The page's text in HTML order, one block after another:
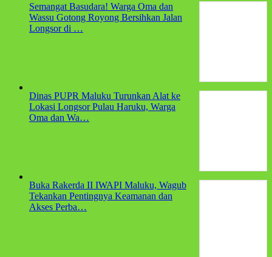
Semangat Basudara! Warga Oma dan
Wassu Gotong Royong Bersihkan Jalan
Longsor di …
Dinas PUPR Maluku Turunkan Alat ke
Lokasi Longsor Pulau Haruku, Warga
Oma dan Wa…
Buka Rakerda II IWAPI Maluku, Wagub
Tekankan Pentingnya Keamanan dan
Akses Perba…